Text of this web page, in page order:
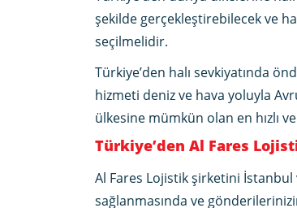
şekilde gerçekleştirebilecek ve
seçilmelidir.
Türkiye’den halı sevkiyatında
hizmeti deniz ve hava yoluyla
ülkesine mümkün olan en hızlı
Türkiye’den Al Fares
Al Fares Lojistik şirketini İstanbul
sağlanmasında ve